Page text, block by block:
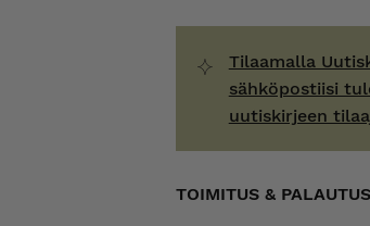
Tilaamalla
sähköpostiisi
uutiskirjeen
TOIMITUS & PALAUTUS